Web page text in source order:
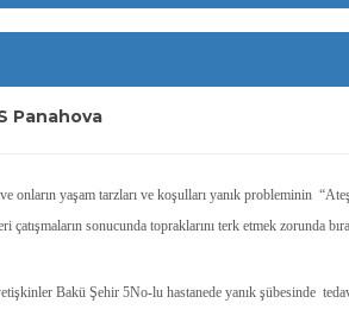
Panahova
yaşam tarzları ve koşulları yanık probleminin
çatışmaların sonucunda topraklarını terk etmek zorunda
Bakü Şehir 5No-lu hastanede yanık şübesinde